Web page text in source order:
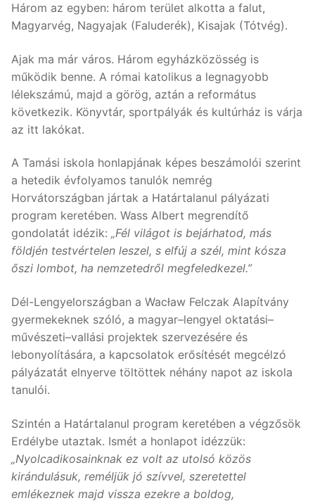
Három az egyben: három terület alkotta a falut,
Magyarvég, Nagyajak (Faluderék), Kisajak (Tótvég).
Ajak ma már város. Három egyházközösség is
működik benne. A római katolikus a legnagyobb
lélekszámú, majd a görög, aztán a református
következik. Könyvtár, sportpályák és kultúrház is várja
az itt lakókat.
A Tamási iskola honlapjának képes beszámolói szerint
a hetedik évfolyamos tanulók nemrég
Horvátországban jártak a Határtalanul pályázati
program keretében. Wass Albert megrendítő
gondolatát idézik: „Fél világot is bejárhatod, más
földjén testvértelen leszel, s elfúj a szél, mint kósza
őszi lombot, ha nemzetedről megfeledkezel.”
Dél-Lengyelországban a Wacław Felczak Alapítvány
gyermekeknek szóló, a magyar–lengyel oktatási–
művészeti–vallási projektek szervezésére és
lebonyolítására, a kapcsolatok erősítését megcélzó
pályázatát elnyerve töltöttek néhány napot az iskola
tanulói.
Szintén a Határtalanul program keretében a végzősök
Erdélybe utaztak. Ismét a honlapot idézzük:
„Nyolcadikosainknak ez volt az utolsó közös
kirándulásuk, reméljük jó szívvel, szeretettel
emlékeznek majd vissza ezekre a boldog,